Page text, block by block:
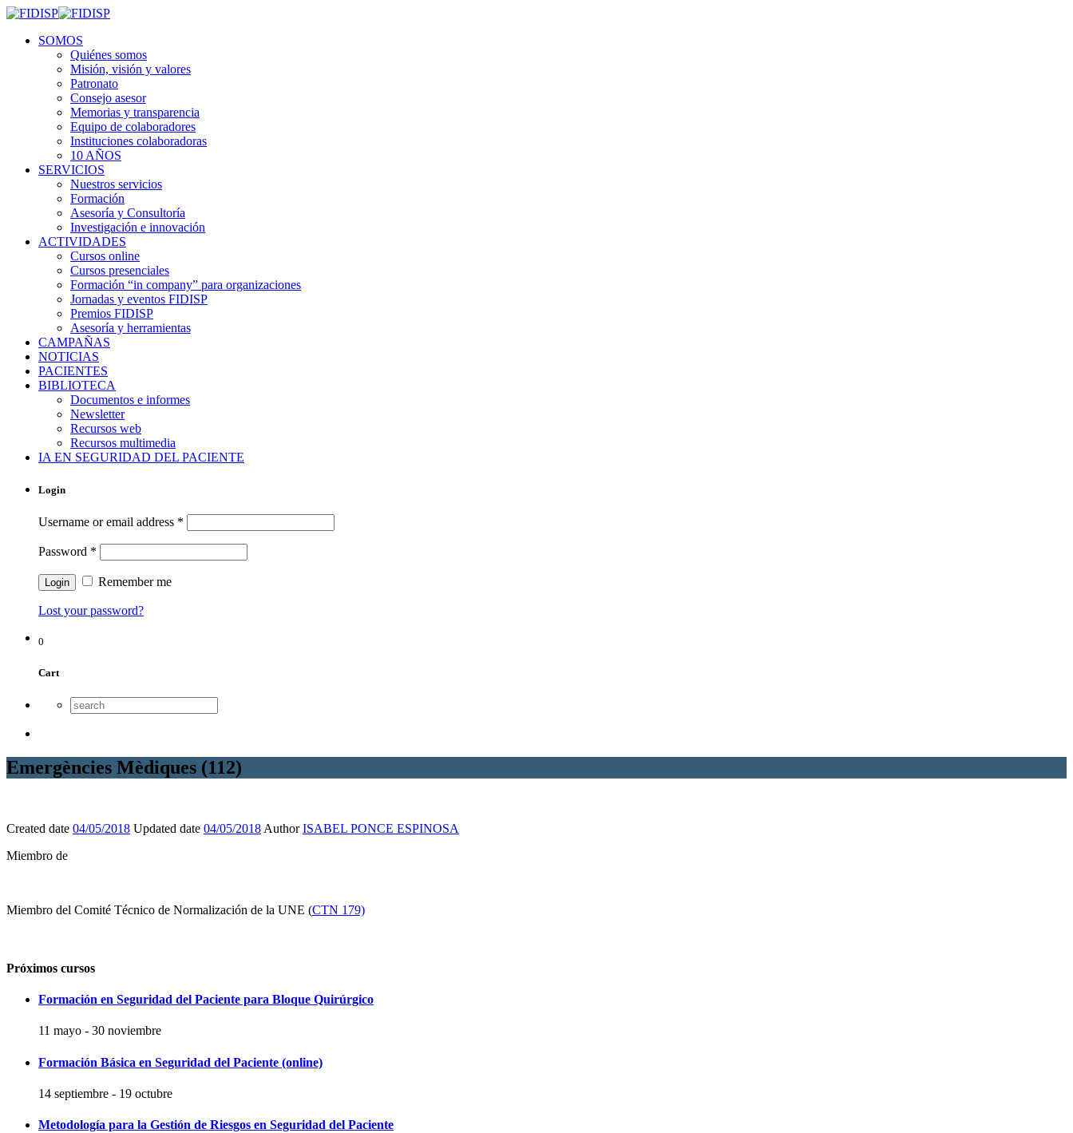
SOMOS
Quiénes somos
Misión, visión y valores
Patronato
Consejo asesor
Memorias y transparencia
Equipo de colaboradores
Instituciones colaboradoras
10 AÑOS
SERVICIOS
Nuestros servicios
Formación
Asesoría y Consultoría
Investigación e innovación
ACTIVIDADES
Cursos online
Cursos presenciales
Formación “in company” para organizaciones
Jornadas y eventos FIDISP
Premios FIDISP
Asesoría y herramientas
CAMPAÑAS
NOTICIAS
PACIENTES
BIBLIOTECA
Documentos e informes
Newsletter
Recursos web
Recursos multimedia
IA EN SEGURIDAD DEL PACIENTE
Login
Username or email address *
Password *
Remember me
Lost your password?
0
Cart
Emergències Mèdiques (112)
Created date 04/05/2018 Updated date 04/05/2018 AuthorISABEL PONCE ESPINOSA
Miembro de
Miembro del Comité Técnico de Normalización de la UNE (CTN 179)
Próximos cursos
Formación en Seguridad del Paciente para Bloque Quirúrgico
11 mayo - 30 noviembre
Formación Básica en Seguridad del Paciente (online)
14 septiembre - 19 octubre
Metodología para la Gestión de Riesgos en Seguridad del Paciente